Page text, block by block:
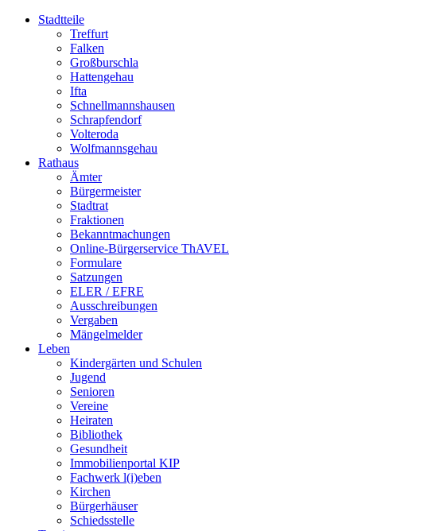
Stadtteile
Treffurt
Falken
Großburschla
Hattengehau
Ifta
Schnellmannshausen
Schrapfendorf
Volteroda
Wolfmannsgehau
Rathaus
Ämter
Bürgermeister
Stadtrat
Fraktionen
Bekanntmachungen
Online-Bürgerservice ThAVEL
Formulare
Satzungen
ELER / EFRE
Ausschreibungen
Vergaben
Mängelmelder
Leben
Kindergärten und Schulen
Jugend
Senioren
Vereine
Heiraten
Bibliothek
Gesundheit
Immobilienportal KIP
Fachwerk l(i)eben
Kirchen
Bürgerhäuser
Schiedsstelle